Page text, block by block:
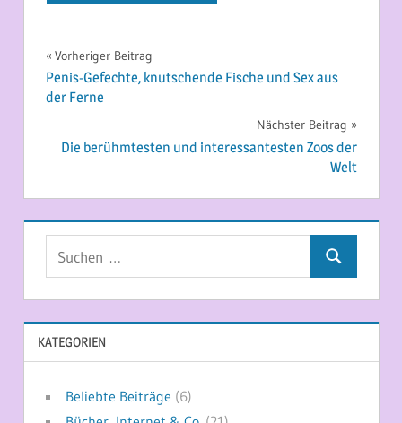
Beitragsnavigation
Vorheriger Beitrag
Penis-Gefechte, knutschende Fische und Sex aus
der Ferne
Nächster Beitrag
Die berühmtesten und interessantesten Zoos der
Welt
Suchen
KATEGORIEN
Beliebte Beiträge (6)